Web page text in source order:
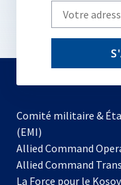
Write
your
email
Comité militaire &
(EMI)
Allied Command
Allied Command
La Force pour le